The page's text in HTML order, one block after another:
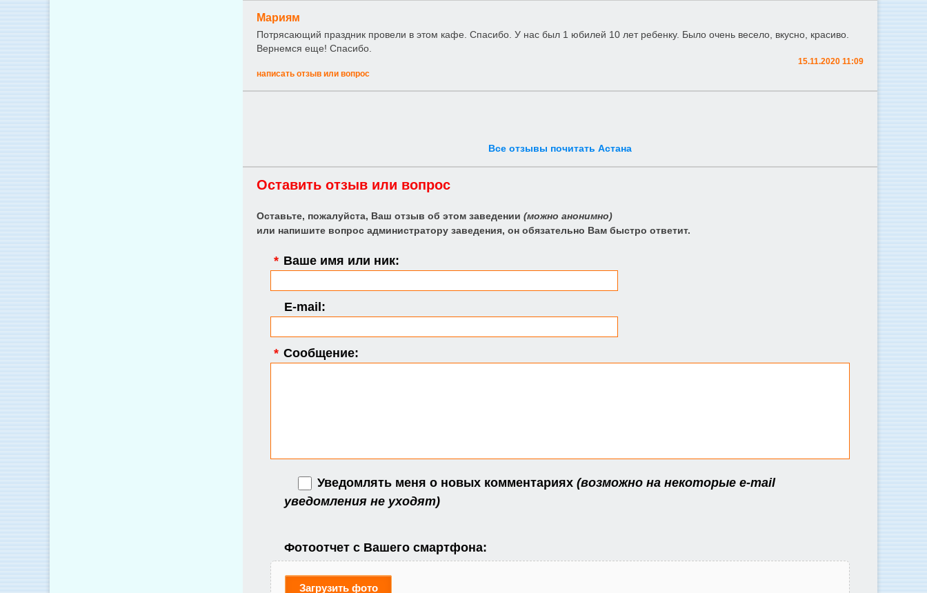
Мариям
Потрясающий праздник провели в этом кафе. Спасибо. У нас был 1 юбилей 10 лет ребенку. Было очень весело, вкусно, красиво.
Вернемся еще! Спасибо.
15.11.2020 11:09
написать отзыв или вопрос
Все отзывы почитать Астана
Оставить отзыв или вопрос
Оставьте, пожалуйста, Ваш отзыв об этом заведении (можно анонимно)
или напишите вопрос администратору заведения, он обязательно Вам быстро ответит.
* Ваше имя или ник:
E-mail:
* Сообщение:
Уведомлять меня о новых комментариях (возможно на некоторые e-mail
уведомления не уходят)
Фотоотчет с Вашего смартфона:
Загрузить фото